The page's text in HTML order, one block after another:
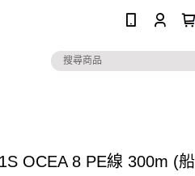
OCEA 8 PE線 300m (船